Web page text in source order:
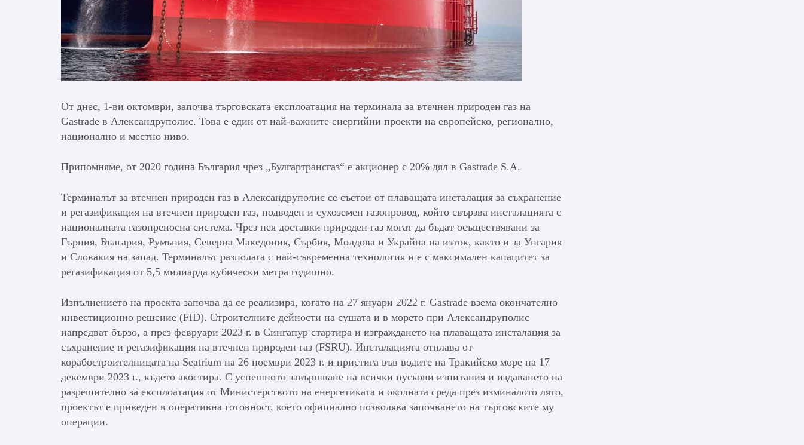
От днес, 1-ви октомври, започва търговската експлоатация на терминала за втечнен природен газ на
Gastrade в Александруполис. Това е един от най-важните енергийни проекти на европейско, регионално,
национално и местно ниво.
Припомняме, от 2020 година България чрез „Булгартрансгаз“ е акционер с 20% дял в Gastrade S.A.
Терминалът за втечнен природен газ в Александруполис се състои от плаващата инсталация за съхранение
и регазификация на втечнен природен газ, подводен и сухоземен газопровод, който свързва инсталацията с
националната газопреносна система. Чрез нея доставки природен газ могат да бъдат осъществявани за
Гърция, България, Румъния, Северна Македония, Сърбия, Молдова и Украйна на изток, както и за Унгария
и Словакия на запад. Терминалът разполага с най-съвременна технология и е с максимален капацитет за
регазификация от 5,5 милиарда кубически метра годишно.
Изпълнението на проекта започва да се реализира, когато на 27 януари 2022 г. Gastrade взема окончателно
инвестиционно решение (FID). Строителните дейности на сушата и в морето при Александруполис
напредват бързо, а през февруари 2023 г. в Сингапур стартира и изграждането на плаващата инсталация за
съхранение и регазификация на втечнен природен газ (FSRU). Инсталацията отплава от
корабостроителницата на Seatrium на 26 ноември 2023 г. и пристига във водите на Тракийско море на 17
декември 2023 г., където акостира. С успешното завършване на всички пускови изпитания и издаването на
разрешително за експлоатация от Министерството на енергетиката и околната среда през изминалото лято,
проектът е приведен в оперативна готовност, което официално позволява започването на търговските му
операции.